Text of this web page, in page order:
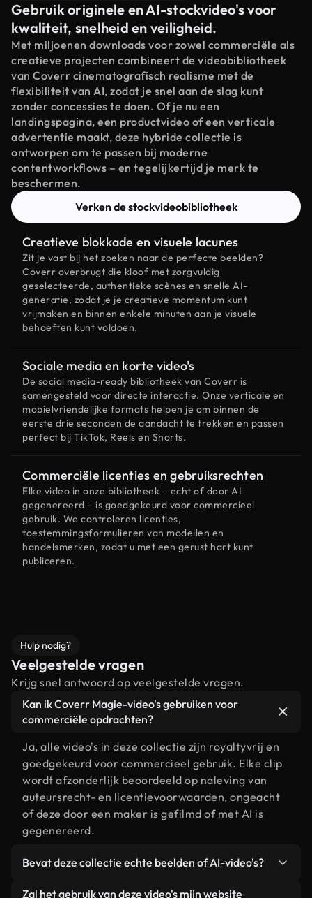
Gebruik originele en AI-stockvideo's voor
kwaliteit, snelheid en veiligheid.
Met miljoenen downloads voor zowel commerciële als
creatieve projecten combineert de videobibliotheek
van Coverr cinematografisch realisme met de
flexibiliteit van AI, zodat je snel aan de slag kunt
zonder concessies te doen. Of je nu een
landingspagina, een productvideo of een verticale
advertentie maakt, deze hybride collectie is
ontworpen om te passen bij moderne
contentworkflows – en tegelijkertijd je merk te
beschermen.
Verken de stockvideobibliotheek
Creatieve blokkade en visuele lacunes
Zit je vast bij het zoeken naar de perfecte beelden?
Coverr overbrugt die kloof met zorgvuldig
geselecteerde, authentieke scènes en snelle AI-
generatie, zodat je je creatieve momentum kunt
vrijmaken en binnen enkele minuten aan je visuele
behoeften kunt voldoen.
Sociale media en korte video's
De social media-ready bibliotheek van Coverr is
samengesteld voor directe interactie. Onze verticale en
mobielvriendelijke formats helpen je om binnen de
eerste drie seconden de aandacht te trekken en passen
perfect bij TikTok, Reels en Shorts.
Commerciële licenties en gebruiksrechten
Elke video in onze bibliotheek – echt of door AI
gegenereerd – is goedgekeurd voor commercieel
gebruik. We controleren licenties,
toestemmingsformulieren van modellen en
handelsmerken, zodat u met een gerust hart kunt
publiceren.
Hulp nodig?
Veelgestelde vragen
Krijg snel antwoord op veelgestelde vragen.
Kan ik Coverr Magie-video's gebruiken voor
commerciële opdrachten?
Ja, alle video's in deze collectie zijn royaltyvrij en
goedgekeurd voor commercieel gebruik. Elke clip
wordt afzonderlijk beoordeeld op naleving van
auteursrecht- en licentievoorwaarden, ongeacht
of deze door een maker is gefilmd of met AI is
gegenereerd.
Bevat deze collectie echte beelden of AI-video's?
Beide. Dit is een hybride bibliotheek die bestaat
Zal het gebruik van deze video's mijn website